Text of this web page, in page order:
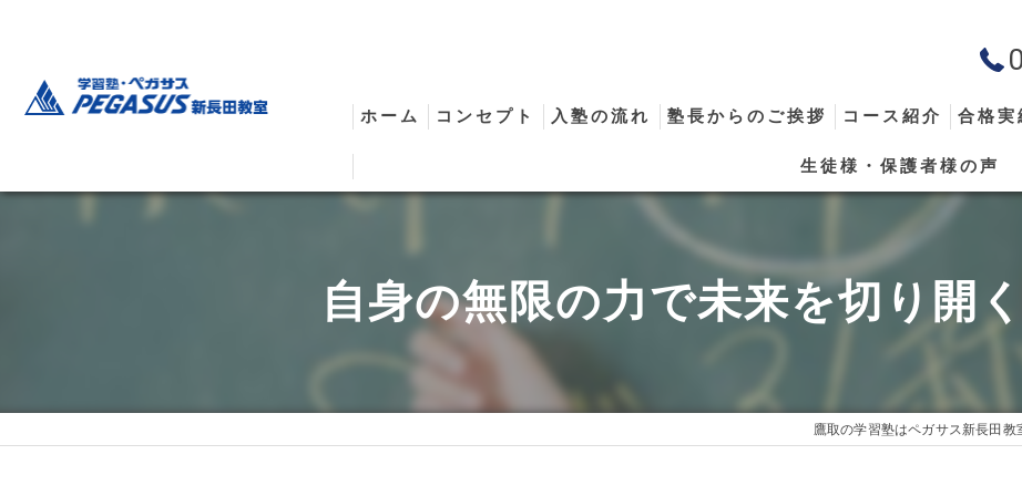
ホーム コンセプト
安全メール
入塾の流れ 塾長からのご挨拶 コース紹介 合格実
生徒様・保護者様の声
自身の無限の力で未来を切り開
鷹取の学習塾はペガサス新長田教